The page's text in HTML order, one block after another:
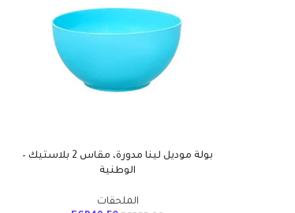
بولة موديل لينا مدورة، مقاس 2 بلاستيك –
الوطنية
الملحقات